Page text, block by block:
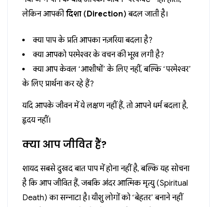
लेकिन आपकीदिशा (Direction) बदल जाती है।
क्या पाप के प्रति आपका नज़रिया बदला है?
क्या आपको परमेश्वर के वचन की भूख लगी है?
क्या आप केवल ‘आशीषों’ के लिए नहीं, बल्कि ‘परमेश्वर’
के लिए प्रार्थना कर रहे हैं?
यदि आपके जीवन में ये लक्षण नहीं हैं, तो आपने धर्म बदला है,
हृदय नहीं।
क्या आप जीवित हैं?
शायद सबसे दुखद बात पाप में होना नहीं है, बल्कि यह सोचना
है कि आप जीवित हैं, जबकि अंदर आत्मिक मृत्यु (Spiritual
Death) का सन्नाटा है। यीशु लोगों को ‘बेहतर’ बनाने नहीं